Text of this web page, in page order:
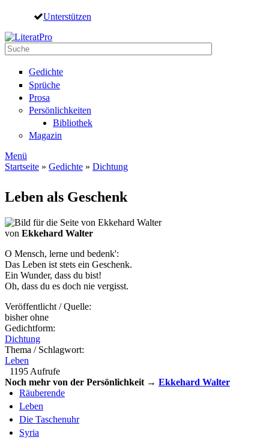
Direkt zum Inhalt
Unterstützen
Suche
Gedichte
Sprüche
Prosa
Persönlichkeiten
Bibliothek
Magazin
Menü
Startseite » Gedichte » Dichtung
Leben als Geschenk
von Ekkehard Walter
O Mensch, lerne und bedenk':
Das Leben ist stets ein Geschenk.
Ein Wunder, dass du bist!
Oh, dass du es doch nie vergisst.
Veröffentlicht / Quelle:
bisher ohne
Gedichtform:
Dichtung
Thema / Schlagwort:
Leben
1195 Aufrufe
Noch mehr von der Persönlichkeit → Ekkehard Walter
Räuberende
Leben
Die Taschenuhr
Syria